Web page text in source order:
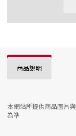
商品說明
本網站所提供商品圖片
為準